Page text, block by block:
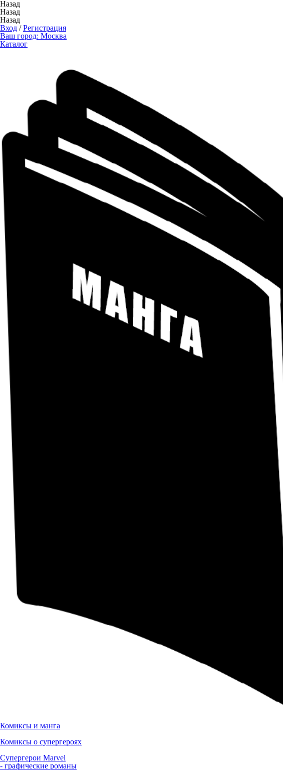
Назад
Назад
Назад
Вход /Регистрация
Ваш город: Москва
Каталог
Комиксы и манга
Комиксы о супергероях
Супергерои Marvel
- графические романы